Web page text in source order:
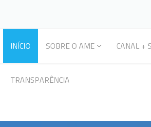
INÍCIO SOBRE O AME CANAL +
TRANSPARÊNCIA